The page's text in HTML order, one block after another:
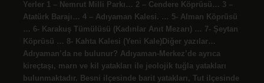
Yerler 1 – Nemrut Milli Parkı… 2 – Cendere Köprüsü… 3 –
Atatürk Barajı… 4 – Adıyaman Kalesi. … 5- Alman Köprüsü
… 6- Karakuş Tümülüsü (Kadınlar Anıt Mezarı) … 7- Şeytan
Köprüsü … 8- Kahta Kalesi (Yeni Kale)Diğer yazılar…
Adıyaman’da ne bulunur? Adıyaman-Merkez’de ayrıca
kireçtaşı, marn ve kil yatakları ile jeolojik tuğla yatakları
bulunmaktadır. Besni ilçesinde barit yatakları, Tut ilçesinde